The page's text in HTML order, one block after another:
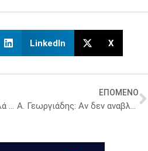
LinkedIn X
Γιατί η Daiichi Sankyo πουλά τα καταναλωτικά της προϊόντα
ΕΠΟΜΕΝΟ
Α. Γεωργιάδης: Αν δεν αναβληθεί το Urban Management Directive θα οδηγηθούμε σε εισαγωγές φαρμάκων